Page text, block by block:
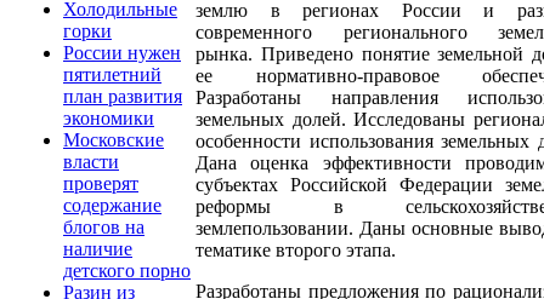
Холодильные
горки
России нужен
пятилетний
план развития
экономики
Московские
власти
проверят
содержание
блогов на
наличие
детского порно
Разин из
землю в регионах России и
современного регионального
рынка. Приведено понятие земельной
ее нормативно-правовое
Разработаны направления
земельных долей. Исследованы
особенности использования земельных
Дана оценка эффективности
субъектах Российской Федерации
реформы в
землепользовании. Даны основные
тематике второго этапа.
Разработаны предложения по